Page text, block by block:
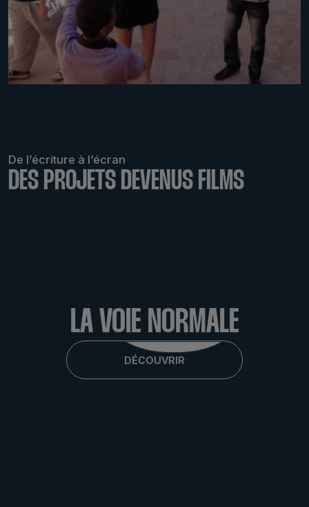
LABMED 2013
De l’écriture à l’écran
DES PROJETS DEVENUS FILMS
LA VOIE NORMALE
DÉCOUVRIR